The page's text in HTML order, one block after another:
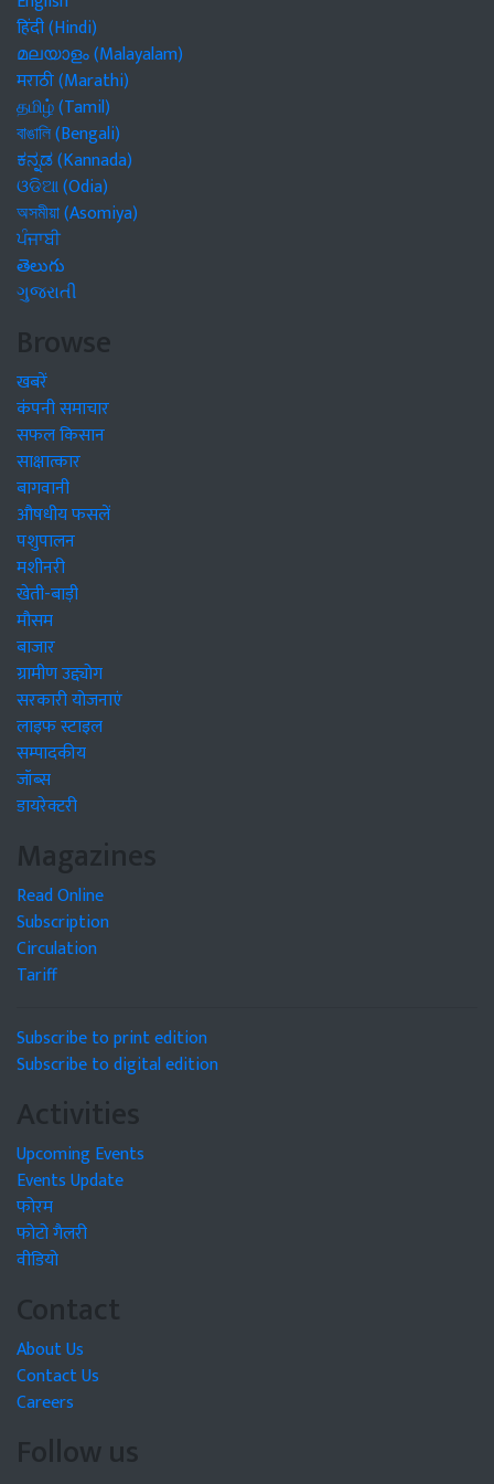
हिंदी (Hindi)
മലയാളം (Malayalam)
मराठी (Marathi)
தமிழ் (Tamil)
বাঙালি (Bengali)
ಕನ್ನಡ (Kannada)
ଓଡିଆ (Odia)
অসমীয়া (Asomiya)
ਪੰਜਾਬੀ
తెలుగు
ગુજરાતી
Browse
खबरें
कंपनी समाचार
सफल किसान
साक्षात्कार
बागवानी
औषधीय फसलें
पशुपालन
मशीनरी
खेती-बाड़ी
मौसम
बाजार
ग्रामीण उद्द्योग
सरकारी योजनाएं
लाइफ स्टाइल
सम्पादकीय
जॉब्स
डायरेक्टरी
Magazines
Read Online
Subscription
Circulation
Tariff
Subscribe to print edition
Subscribe to digital edition
Activities
Upcoming Events
Events Update
फोरम
फोटो गैलरी
वीडियो
Contact
About Us
Contact Us
Careers
Follow us